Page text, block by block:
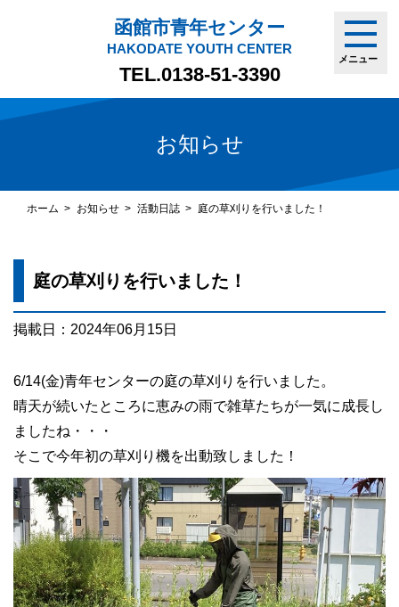
函館市青年センター
HAKODATE YOUTH CENTER
TEL.0138-51-3390
メニュー
お知らせ
ホーム お知らせ 活動日誌 庭の草刈りを行いました！
庭の草刈りを行いました！
掲載日：2024年06月15日
6/14(金)青年センターの庭の草刈りを行いました。
晴天が続いたところに恵みの雨で雑草たちが一気に成長し
ましたね・・・
そこで今年初の草刈り機を出動致しました！